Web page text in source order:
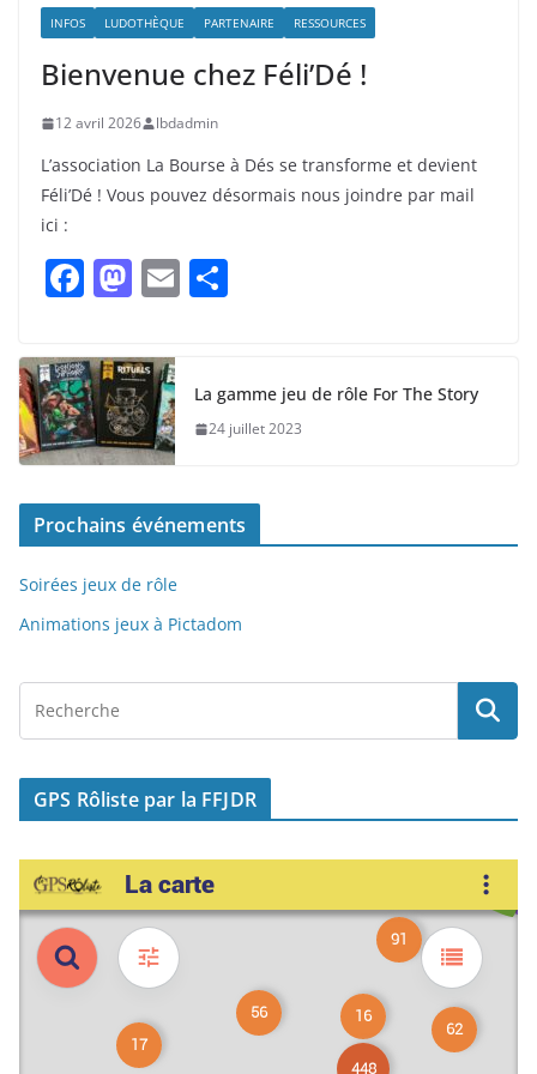
INFOS LUDOTHÈQUE PARTENAIRE RESSOURCES
Bienvenue chez Féli’Dé !
12 avril 2026 lbdadmin
L’association La Bourse à Dés se transforme et devient
Féli’Dé ! Vous pouvez désormais nous joindre par mail
ici :
F
c
e
b
o
o
k
M
st
o
d
o
n
E
g
er
La gamme jeu de rôle For The Story
24 juillet 2023
Prochains événements
Soirées jeux de rôle
Animations jeux à Pictadom
GPS Rôliste par la FFJDR